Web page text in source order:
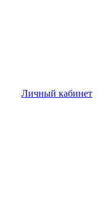
Личный кабинет